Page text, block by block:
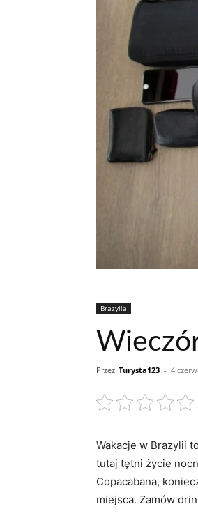
Brazylia
Przez Turysta123 - 4
Wakacje w Brazylii
tutaj⁤ tętni życie
⁣Copacabana,
miejsca. Zamów